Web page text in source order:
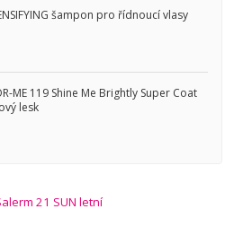
šampon pro řídnoucí vlasy
ME 119 Shine Me Brightly Super Coat
lesk